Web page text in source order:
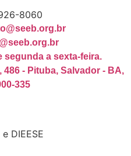
8060
segunda a sexta-feira.
486 - Pituba, Salvador - BA,
335
DIEESE